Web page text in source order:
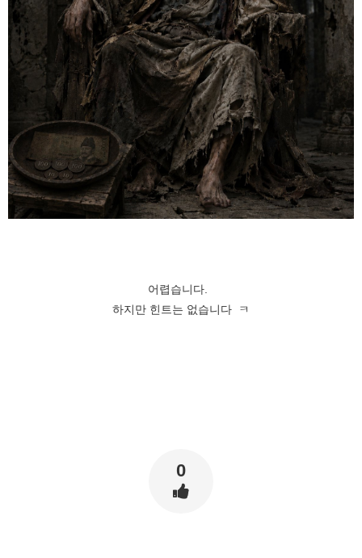
어렵습니다.
하지만 힌트는 없습니다 ㅋ
0